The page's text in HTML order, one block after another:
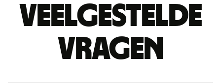
Veelgestelde
vragen